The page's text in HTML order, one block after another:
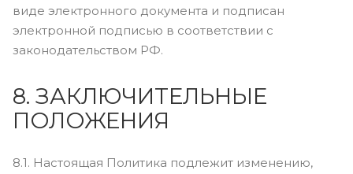
виде электронного документа и подписан
электронной подписью в соответствии с
законодательством РФ.
8. ЗАКЛЮЧИТЕЛЬНЫЕ
ПОЛОЖЕНИЯ
8.1. Настоящая Политика подлежит изменению,